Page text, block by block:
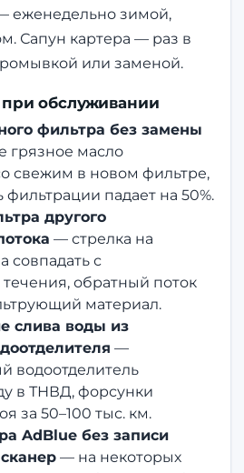
еженедельно зимой,
Сапун картера — раз в
или заменой.
обслуживании
фильтра без замены
грязное масло
свежим в новом фильтре,
падает на 50%.
другого
— стрелка на
совпадать с
обратный поток
материал.
слива воды из
—
водоотделитель
в ТНВД, форсунки
за 50–100 тыс. км.
AdBlue без записи
— на некоторых